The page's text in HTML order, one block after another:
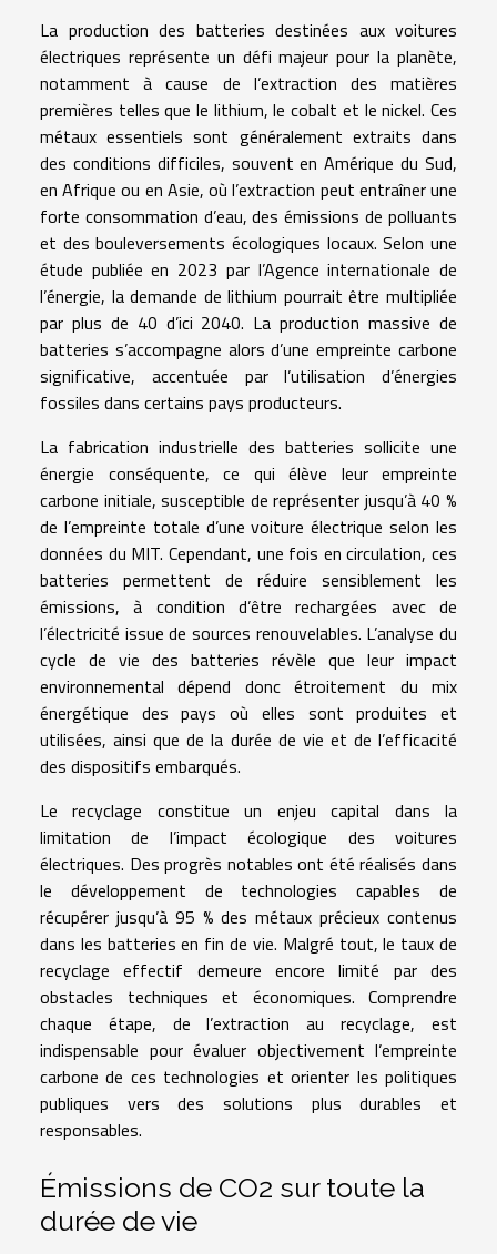
La production des batteries destinées aux voitures
électriques représente un défi majeur pour la planète,
notamment à cause de l’extraction des matières
premières telles que le lithium, le cobalt et le nickel. Ces
métaux essentiels sont généralement extraits dans
des conditions difficiles, souvent en Amérique du Sud,
en Afrique ou en Asie, où l’extraction peut entraîner une
forte consommation d’eau, des émissions de polluants
et des bouleversements écologiques locaux. Selon une
étude publiée en 2023 par l’Agence internationale de
l’énergie, la demande de lithium pourrait être multipliée
par plus de 40 d’ici 2040. La production massive de
batteries s’accompagne alors d’une empreinte carbone
significative, accentuée par l’utilisation d’énergies
fossiles dans certains pays producteurs.
La fabrication industrielle des batteries sollicite une
énergie conséquente, ce qui élève leur empreinte
carbone initiale, susceptible de représenter jusqu’à 40 %
de l’empreinte totale d’une voiture électrique selon les
données du MIT. Cependant, une fois en circulation, ces
batteries permettent de réduire sensiblement les
émissions, à condition d’être rechargées avec de
l’électricité issue de sources renouvelables. L’analyse du
cycle de vie des batteries révèle que leur impact
environnemental dépend donc étroitement du mix
énergétique des pays où elles sont produites et
utilisées, ainsi que de la durée de vie et de l’efficacité
des dispositifs embarqués.
Le recyclage constitue un enjeu capital dans la
limitation de l’impact écologique des voitures
électriques. Des progrès notables ont été réalisés dans
le développement de technologies capables de
récupérer jusqu’à 95 % des métaux précieux contenus
dans les batteries en fin de vie. Malgré tout, le taux de
recyclage effectif demeure encore limité par des
obstacles techniques et économiques. Comprendre
chaque étape, de l’extraction au recyclage, est
indispensable pour évaluer objectivement l’empreinte
carbone de ces technologies et orienter les politiques
publiques vers des solutions plus durables et
responsables.
Émissions de CO2 sur toute la
durée de vie